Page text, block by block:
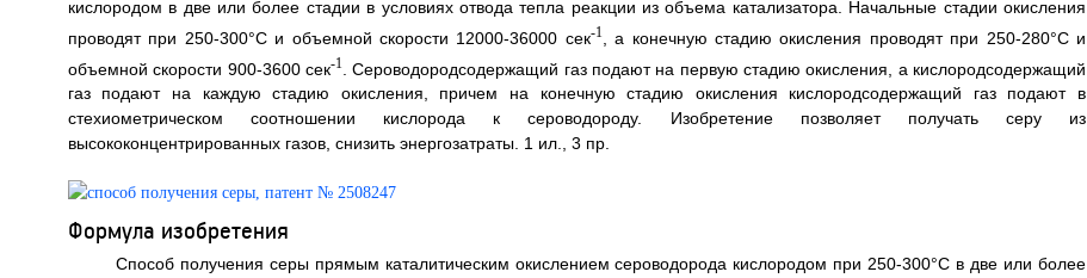
кислородом в две или более стадии в условиях отвода тепла реакции из объема катализатора. Начальные стадии окисления
проводят при 250-300°C и объемной скорости 12000-36000 сек-1, а конечную стадию окисления проводят при 250-280°C и
объемной скорости 900-3600 сек-1. Сероводородсодержащий газ подают на первую стадию окисления, а кислородсодержащий
газ подают на каждую стадию окисления, причем на конечную стадию окисления кислородсодержащий газ подают в
стехиометрическом соотношении кислорода к сероводороду. Изобретение позволяет получать серу из
высококонцентрированных газов, снизить энергозатраты. 1 ил., 3 пр.
Формула изобретения
Способ получения серы прямым каталитическим окислением сероводорода кислородом при 250-300°C в две или более